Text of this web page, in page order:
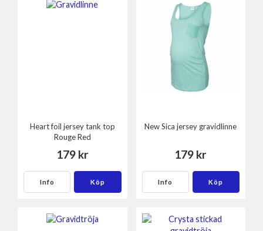
Heart foil jersey tank top
Rouge Red
179 kr
Info Köp
New Sica jersey gravidlinne
179 kr
Info Köp